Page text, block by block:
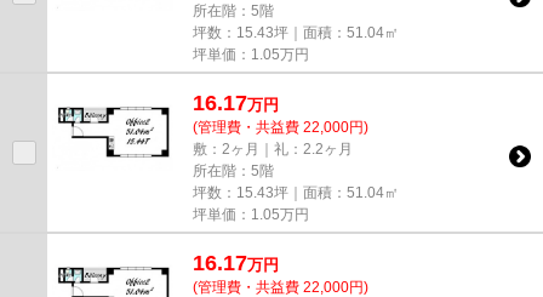
所在階：5階
坪数：15.43坪｜面積：51.04㎡
坪単価： 1.05万円
16.17万円
(管理費・共益費 22,000円)
敷：2ヶ月｜礼：2.2ヶ月
所在階：5階
坪数：15.43坪｜面積：51.04㎡
坪単価： 1.05万円
16.17万円
(管理費・共益費 22,000円)